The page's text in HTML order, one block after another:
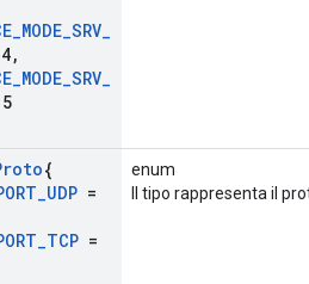
_MODE_SRV_
,
_MODE_SRV_
{
_UDP =
_TCP =
enum
Il tipo rappresenta il